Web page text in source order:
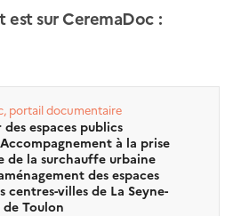
est sur CeremaDoc :
portail documentaire
espaces publics
à la prise
de la surchauffe urbaine
des espaces
centres-villes de La Seyne-
Toulon